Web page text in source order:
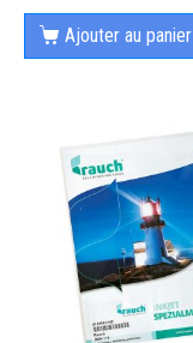
Ajouter au panier